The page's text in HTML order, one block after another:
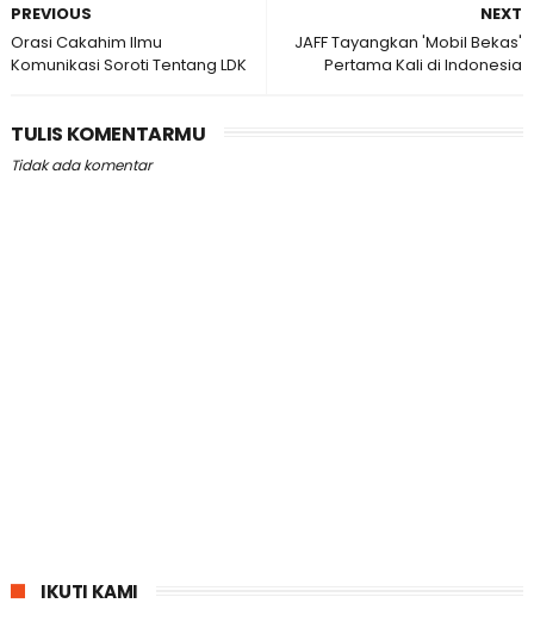
NEXT
JAFF Tayangkan 'Mobil Bekas'
Pertama Kali di Indonesia
PREVIOUS
Orasi Cakahim Ilmu
Komunikasi Soroti Tentang LDK
TULIS KOMENTARMU
Tidak ada komentar
IKUTI KAMI